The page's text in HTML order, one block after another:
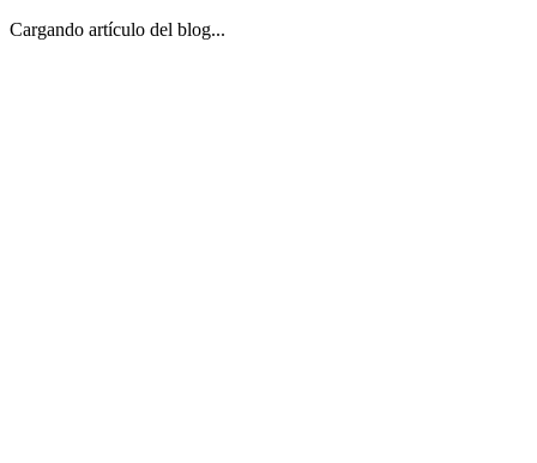
Cargando artículo del blog...